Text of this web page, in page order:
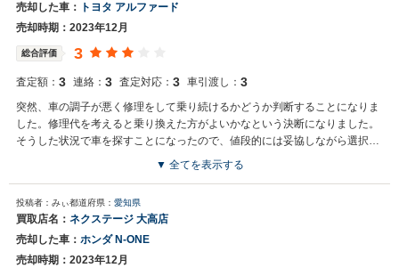
売却した車：
トヨタ アルファード
売却時期：2023年12月
総合評価 3
査定額： 3 連絡： 3 査定対応： 3 車引渡し： 3
突然、車の調子が悪く修理をして乗り続けるかどうか判断することになりま
した。修理代を考えると乗り換えた方がよいかなという決断になりました。
そうした状況で車を探すことになったので、値段的には妥協しながら選択す
▼ 全てを表示する
投稿者：みぃ都道府県： 愛知県
買取店名： ネクステージ 大高店
売却した車： ホンダ N-ONE
売却時期：2023年12月